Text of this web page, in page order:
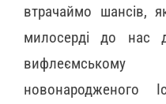
втрачаймо шансів,
милосерді до нас